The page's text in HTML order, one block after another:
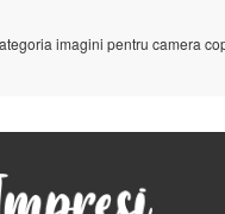
imagini pentru camera